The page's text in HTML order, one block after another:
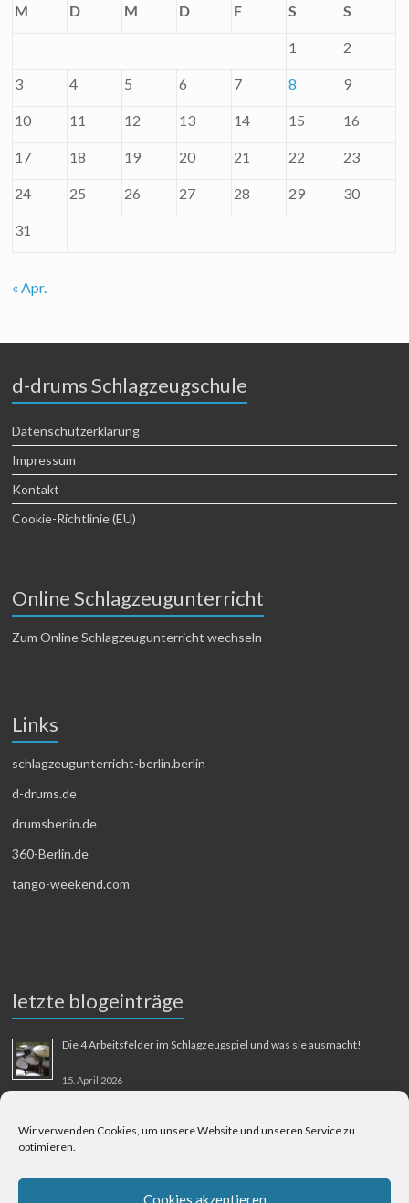
Wir verwenden Cookies, um unsere Website und unseren Service zu
optimieren.
Cookies akzeptieren
M D M D F S S
1 2
3 4 5 6 7 8 9
10 11 12 13 14 15 16
17 18 19 20 21 22 23
24 25 26 27 28 29 30
31
« Apr.
d-drums Schlagzeugschule
Datenschutzerklärung
Impressum
Kontakt
Cookie-Richtlinie (EU)
Online Schlagzeugunterricht
Zum Online Schlagzeugunterricht wechseln
Links
schlagzeugunterricht-berlin.berlin
d-drums.de
drumsberlin.de
360-Berlin.de
tango-weekend.com
letzte blogeinträge
Die 4 Arbeitsfelder im Schlagzeugspiel und was sie ausmacht!
15. April 2026
31. August 2025
Berliner Flughafen Tegel – Berlin-Bangkok